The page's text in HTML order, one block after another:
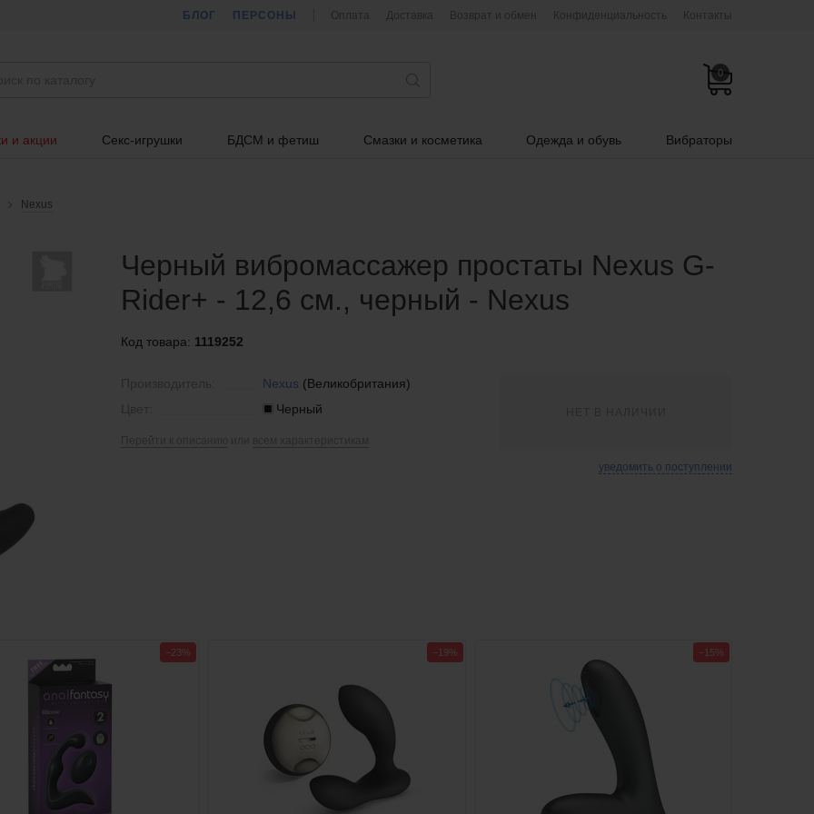
БЛОГ ПЕРСОНЫ Оплата Доставка Возврат и обмен Конфиденциальность Контакты
0
и акции Секс-игрушки БДСМ и фетиш Смазки и косметика Одежда и обувь Вибраторы
Nexus
Черный вибромассажер простаты Nexus G-
Rider+ - 12,6 см., черный - Nexus
Код товара: 1119252
Nexus (Великобритания)
Черный
уведомить о поступлении
−23% −19% −15%